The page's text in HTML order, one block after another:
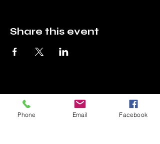
Share this event
Phone Email Facebook